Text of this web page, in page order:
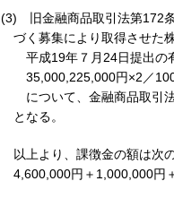
(3) 旧金融商品取引法第172
づく募集により取得させた
平成19年７月24日提出の
35,000,225,000円×2／
について、金融商品取引
となる。
以上より、課徴金の額は次
4,600,000円＋1,000,000円